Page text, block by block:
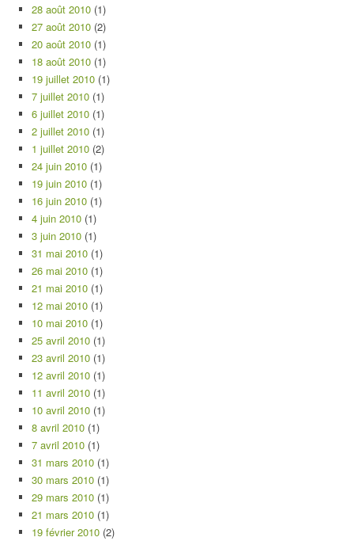
28 août 2010 (1)
27 août 2010 (2)
20 août 2010 (1)
18 août 2010 (1)
19 juillet 2010 (1)
7 juillet 2010 (1)
6 juillet 2010 (1)
2 juillet 2010 (1)
1 juillet 2010 (2)
24 juin 2010 (1)
19 juin 2010 (1)
16 juin 2010 (1)
4 juin 2010 (1)
3 juin 2010 (1)
31 mai 2010 (1)
26 mai 2010 (1)
21 mai 2010 (1)
12 mai 2010 (1)
10 mai 2010 (1)
25 avril 2010 (1)
23 avril 2010 (1)
12 avril 2010 (1)
11 avril 2010 (1)
10 avril 2010 (1)
8 avril 2010 (1)
7 avril 2010 (1)
31 mars 2010 (1)
30 mars 2010 (1)
29 mars 2010 (1)
21 mars 2010 (1)
19 février 2010 (2)